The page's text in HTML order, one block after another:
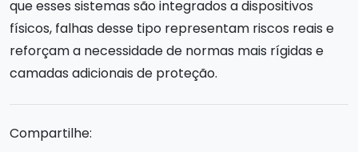
que esses sistemas são integrados a dispositivos
físicos, falhas desse tipo representam riscos reais e
reforçam a necessidade de normas mais rígidas e
camadas adicionais de proteção.
Compartilhe: